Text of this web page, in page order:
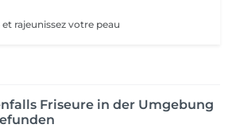
rajeunissez votre peau
Friseure in der Umgebung